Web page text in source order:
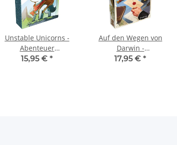
Unstable Unicorns -
Abenteuer
Erweiterungsset
15,95 € *
Auf den Wegen von
Darwin -
Korrespondenzen
17,95 € *